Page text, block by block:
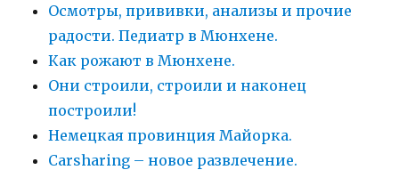
Осмотры, прививки, анализы и прочие
радости. Педиатр в Мюнхене.
Как рожают в Мюнхене.
Они строили, строили и наконец
построили!
Немецкая провинция Майорка.
Carsharing – новое развлечение.